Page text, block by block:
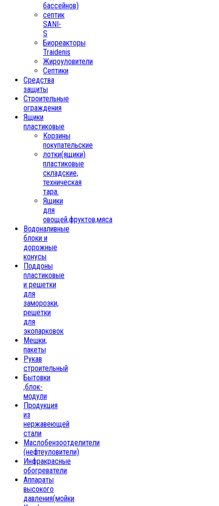
бассейнов)
септик
SANI-
S
Биореакторы
Traidenis
Жироуловители
Септики
Средства
защиты
Строительные
ограждения
Ящики
пластиковые
Корзины
покупательские
лотки(ящики)
пластиковые
складские,
техническая
тара.
Ящики
для
овощей,фруктов,мяса
Водоналивные
блоки и
дорожные
конусы
Поддоны
пластиковые
и решетки
для
заморозки,
решетки
для
экопарковок
Мешки,
пакеты
Рукав
строительный
Бытовки
,блок-
модули
Продукция
из
нержавеющей
стали
Маслобензоотделители
(нефтеуловители)
Инфракрасные
обогреватели
Аппараты
высокого
давления(мойки